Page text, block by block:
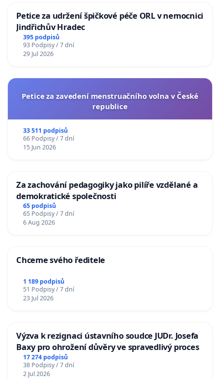
Petice za udržení špičkové péče ORL v nemocnici
Jindřichův Hradec
395 podpisů
93 Podpisy / 7 dní
29 Jul 2026
Petice za zavedení menstruačního volna v České
republice
33 511 podpisů
66 Podpisy / 7 dní
15 Jun 2026
Za zachování pedagogiky jako pilíře vzdělané a
demokratické společnosti
65 podpisů
65 Podpisy / 7 dní
6 Aug 2026
Chceme svého ředitele
1 189 podpisů
51 Podpisy / 7 dní
23 Jul 2026
Výzva k rezignaci ústavního soudce JUDr. Josefa
Baxy pro ohrožení důvěry ve spravedlivý proces
17 274 podpisů
38 Podpisy / 7 dní
2 Jul 2026